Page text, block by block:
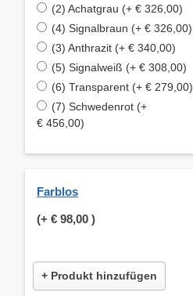
(2) Achatgrau (+ € 326,00)
(4) Signalbraun (+ € 326,00)
(3) Anthrazit (+ € 340,00)
(5) Signalweiß (+ € 308,00)
(6) Transparent (+ € 279,00)
(7) Schwedenrot (+
€ 456,00)
Farblos
(+ € 98,00 )
+ Produkt hinzufügen